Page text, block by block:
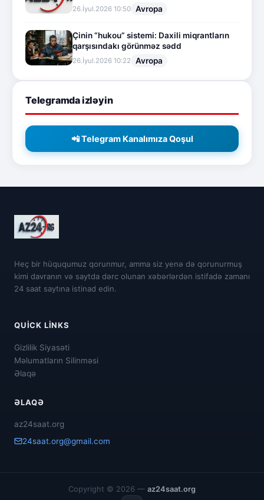
26.İyul.2026 10:50 Avropa
Çinin “hukou” sistemi: Daxili miqrantların
qarşısındakı görünməz sədd
26.İyul.2026 10:22 Avropa
Telegramda izləyin
📲 Telegram Kanalımıza Qoşul
Heç bir hüququmuz qorunmur, amma siz yenə də qorunurmuş
kimi davranın və saytda dərc olunan xəbərlərdən istifadə zamanı
24 saat saytına istinad edin.
QUICK LINKS
Gizlilik Siyasəti
Məlumatların Silinməsi
Əlaqə
ƏLAQƏ
az24saat.org
24saat.org@gmail.com
Copyright © 2026 — az24saat.org